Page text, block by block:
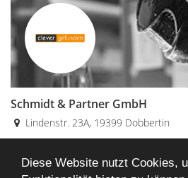
Schmidt & Partner GmbH
Lindenstr. 23A, 19399 Dobbertin
Diese Website nutzt Cookies,